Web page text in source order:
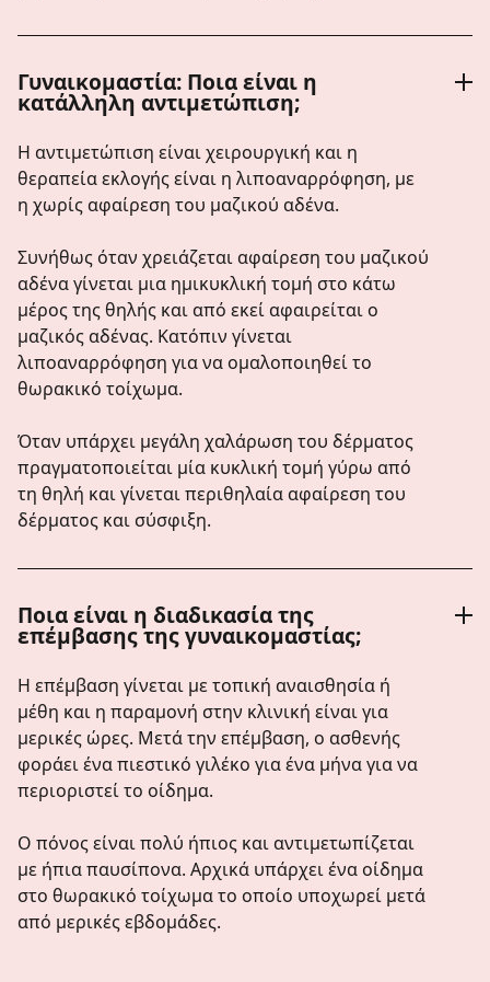
Γυναικομαστία: Ποια είναι η
κατάλληλη αντιμετώπιση;
Η αντιμετώπιση είναι χειρουργική και η
θεραπεία εκλογής είναι η λιποαναρρόφηση, με
η χωρίς αφαίρεση του μαζικού αδένα.
Συνήθως όταν χρειάζεται αφαίρεση του μαζικού
αδένα γίνεται μια ημικυκλική τομή στο κάτω
μέρος της θηλής και από εκεί αφαιρείται ο
μαζικός αδένας. Κατόπιν γίνεται
λιποαναρρόφηση για να ομαλοποιηθεί το
θωρακικό τοίχωμα.
Όταν υπάρχει μεγάλη χαλάρωση του δέρματος
πραγματοποιείται μία κυκλική τομή γύρω από
τη θηλή και γίνεται περιθηλαία αφαίρεση του
δέρματος και σύσφιξη.
Ποια είναι η διαδικασία της
επέμβασης της γυναικομαστίας;
Η επέμβαση γίνεται με τοπική αναισθησία ή
μέθη και η παραμονή στην κλινική είναι για
μερικές ώρες. Μετά την επέμβαση, ο ασθενής
φοράει ένα πιεστικό γιλέκο για ένα μήνα για να
περιοριστεί το οίδημα.
Ο πόνος είναι πολύ ήπιος και αντιμετωπίζεται
με ήπια παυσίπονα. Αρχικά υπάρχει ένα οίδημα
στο θωρακικό τοίχωμα το οποίο υποχωρεί μετά
από μερικές εβδομάδες.